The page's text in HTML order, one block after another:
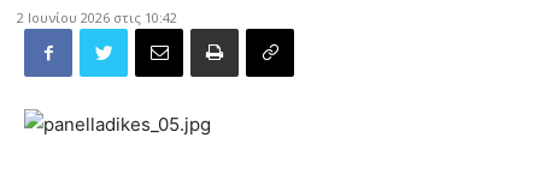
2 Ιουνίου 2026 στις 10:42